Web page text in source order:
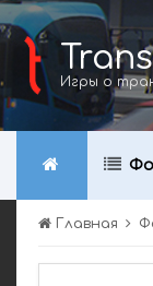
Игры о
Главная